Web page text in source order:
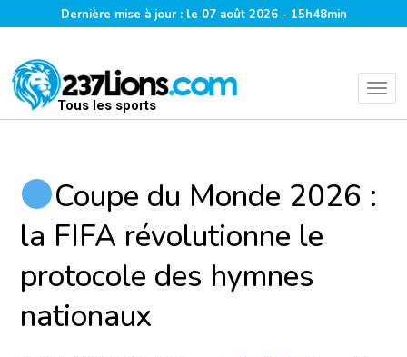
Dernière mise à jour : le 07 août 2026 - 15h48min
Tous les sports
Coupe du Monde 2026 :
la FIFA révolutionne le
protocole des hymnes
nationaux